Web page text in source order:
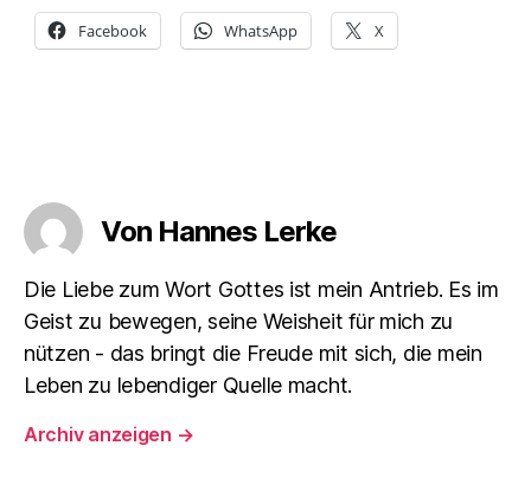
Facebook WhatsApp X
Von Hannes Lerke
Die Liebe zum Wort Gottes ist mein Antrieb. Es im
Geist zu bewegen, seine Weisheit für mich zu
nützen - das bringt die Freude mit sich, die mein
Leben zu lebendiger Quelle macht.
Archiv anzeigen →